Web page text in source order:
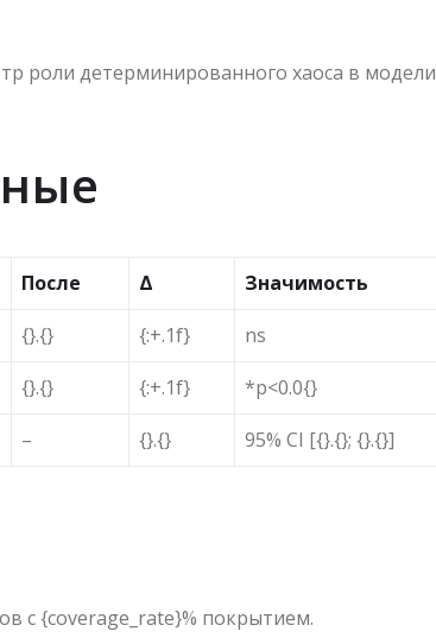
роли детерминированного хаоса в модели
После Δ
Значимость
{}.{} {:+.1f}
ns
{}.{} {:+.1f}
*p<0.0{}
– {}.{} 95% CI [{}.{}; {}.{}]
с {coverage_rate}% покрытием.